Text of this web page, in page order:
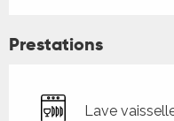
Prestations
Lave